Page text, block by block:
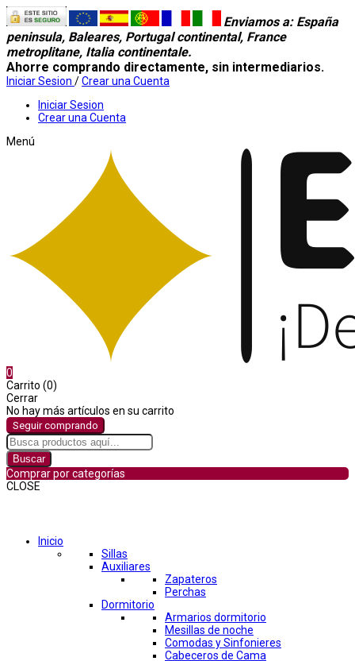
Enviamos a: España
peninsula, Baleares, Portugal continental, France
metroplitane, Italia continentale.
Ahorre comprando directamente, sin intermediarios.
Iniciar Sesion /Crear una Cuenta
Iniciar Sesion
Crear una Cuenta
Menú
0
Carrito (0)
Cerrar
No hay más artículos en su carrito
Seguir comprando
Buscar
Comprar por categorías
CLOSE
Inicio
Sillas
Auxiliares
Zapateros
Perchas
Dormitorio
Armarios dormitorio
Mesillas de noche
Comodas y Sinfonieres
Cabeceros de Cama